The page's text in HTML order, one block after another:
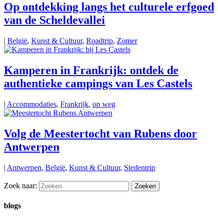
Op ontdekking langs het culturele erfgoed
van de Scheldevallei
| België, Kunst & Cultuur, Roadtrip, Zomer
Kamperen in Frankrijk: ontdek de
authentieke campings van Les Castels
| Accommodaties, Frankrijk, op weg
Volg de Meestertocht van Rubens door
Antwerpen
| Antwerpen, België, Kunst & Cultuur, Stedentrip
Zoek naar:
blogs